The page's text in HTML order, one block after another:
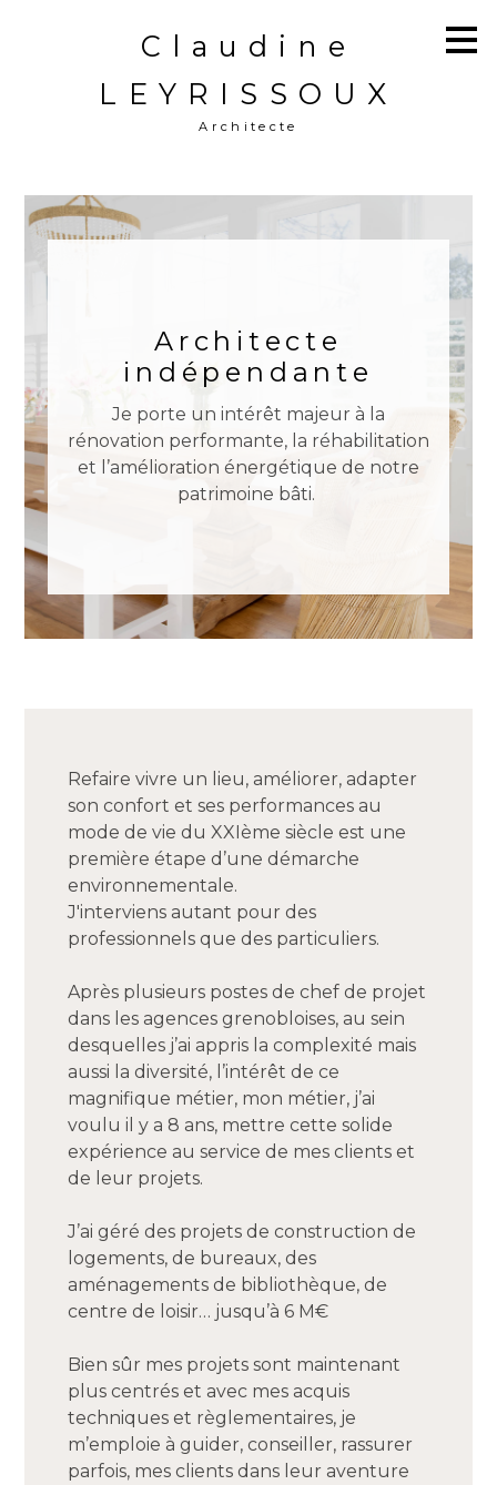
Claudine
LEYRISSOUX
Architecte
Architecte
indépendante
Je porte un intérêt majeur à la
rénovation performante, la réhabilitation
et l’amélioration énergétique de notre
patrimoine bâti.
Refaire vivre un lieu, améliorer, adapter
son confort et ses performances au
mode de vie du XXIème siècle est une
première étape d’une démarche
environnementale.
J'interviens autant pour des
professionnels que des particuliers.
Après plusieurs postes de chef de projet
dans les agences grenobloises, au sein
desquelles j’ai appris la complexité mais
aussi la diversité, l’intérêt de ce
magnifique métier, mon métier, j’ai
voulu il y a 8 ans, mettre cette solide
expérience au service de mes clients et
de leur projets.
J’ai géré des projets de construction de
logements, de bureaux, des
aménagements de bibliothèque, de
centre de loisir… jusqu’à 6 M€
Bien sûr mes projets sont maintenant
plus centrés et avec mes acquis
techniques et règlementaires, je
m’emploie à guider, conseiller, rassurer
parfois, mes clients dans leur aventure